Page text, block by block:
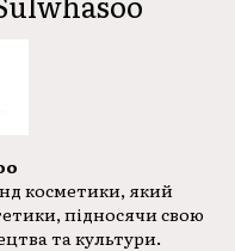
косметики, який
підносячи свою
та культури.